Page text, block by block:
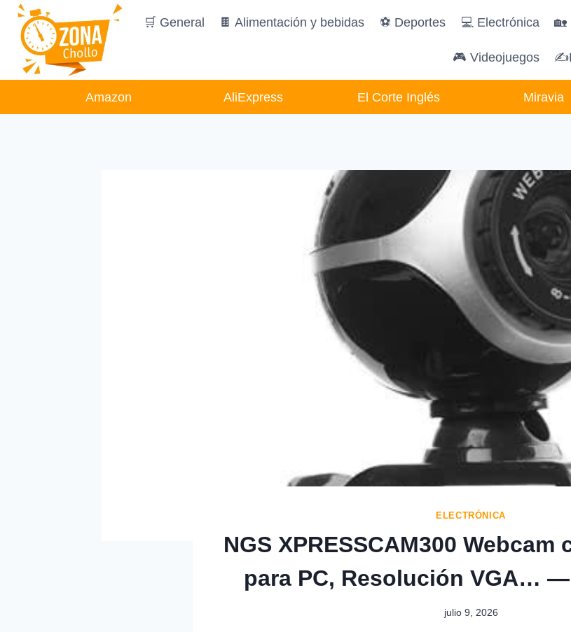
Saltar
contenido
🛒 General 🍫 Alimentación y bebidas ️⚽️ Deportes 💻 Electrónica 🏡
🎮 Videojuegos
Amazon AliExpress El Corte Inglés Miravia
ELECTRÓNICA
NGS XPRESSCAM300
para PC, Resolución VGA… —
julio 9, 2026